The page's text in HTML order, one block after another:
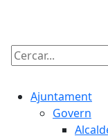
Cercar:
Ajuntament
Govern